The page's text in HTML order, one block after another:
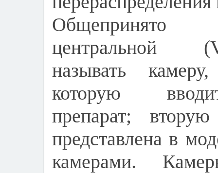
Общепринято
центральной
называть
которую
препарат;
представлена в
камерами.